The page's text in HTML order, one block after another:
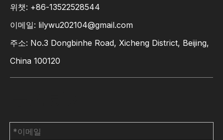
위챗: +86-13522528544
이메일: lilywu202104@gmail.com
주소: No.3 Dongbinhe Road, Xicheng District, Beijing,
China 100120